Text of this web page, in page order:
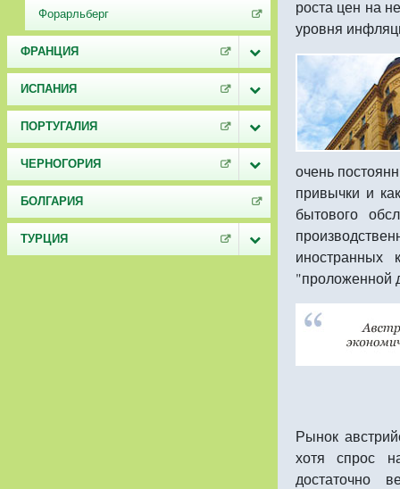
Форарльберг
ФРАНЦИЯ
ИСПАНИЯ
ПОРТУГАЛИЯ
ЧЕРНОГОРИЯ
БОЛГАРИЯ
ТУРЦИЯ
роста цен на
уровня
очень
привычки и
бытового
"проложенной
Рынок
хотя спрос
достаточно